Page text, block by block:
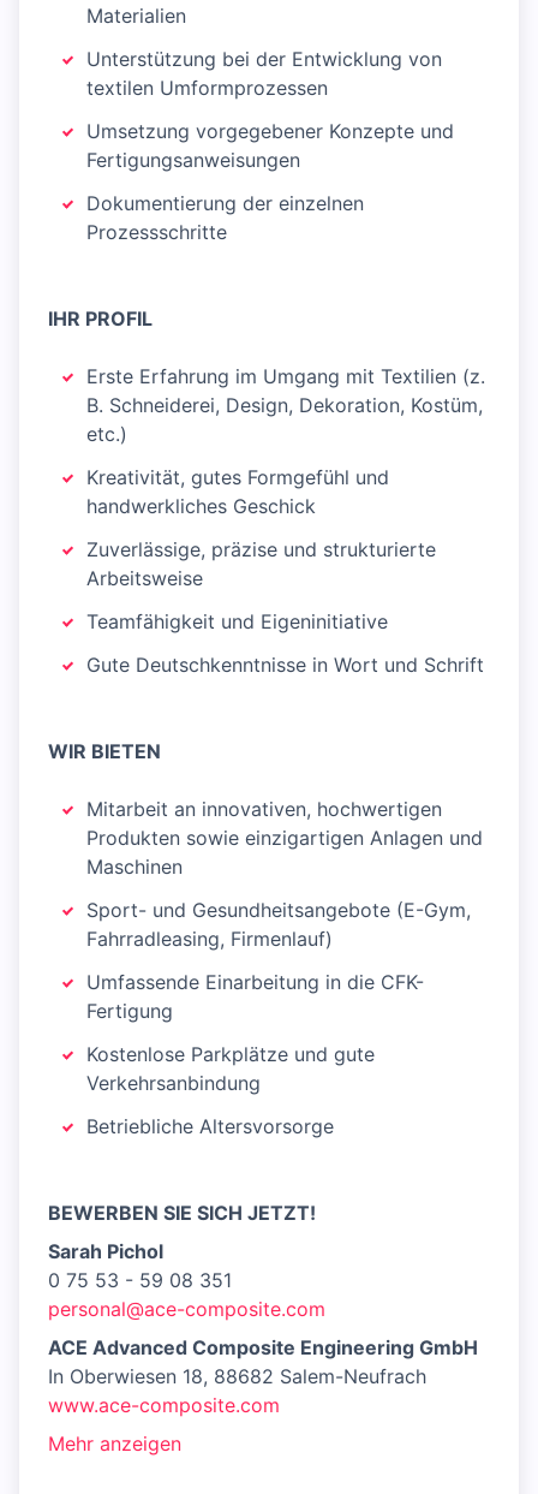
Materialien
Unterstützung bei der Entwicklung von
textilen Umformprozessen
Umsetzung vorgegebener Konzepte und
Fertigungsanweisungen
Dokumentierung der einzelnen
Prozessschritte
IHR PROFIL
Erste Erfahrung im Umgang mit Textilien (z.
B. Schneiderei, Design, Dekoration, Kostüm,
etc.)
Kreativität, gutes Formgefühl und
handwerkliches Geschick
Zuverlässige, präzise und strukturierte
Arbeitsweise
Teamfähigkeit und Eigeninitiative
Gute Deutschkenntnisse in Wort und Schrift
WIR BIETEN
Mitarbeit an innovativen, hochwertigen
Produkten sowie einzigartigen Anlagen und
Maschinen
Sport- und Gesundheitsangebote (E-Gym,
Fahrradleasing, Firmenlauf)
Umfassende Einarbeitung in die CFK-
Fertigung
Kostenlose Parkplätze und gute
Verkehrsanbindung
Betriebliche Altersvorsorge
BEWERBEN SIE SICH JETZT!
Sarah Pichol
0 75 53 - 59 08 351
personal@ace-composite.com
ACE Advanced Composite Engineering GmbH
In Oberwiesen 18, 88682 Salem-Neufrach
www.ace-composite.com
Mehr anzeigen